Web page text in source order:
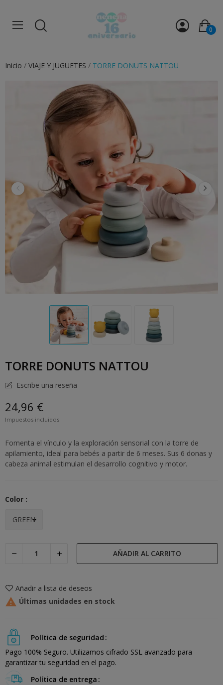
0
Inicio VIAJE Y JUGUETES TORRE DONUTS NATTOU
TORRE DONUTS NATTOU
Escribe una reseña
24,96 €
Impuestos incluidos
Fomenta el vínculo y la exploración sensorial con la torre de
apilamiento, ideal para bebés a partir de 6 meses. Sus 6 donas y
cabeza animal estimulan el desarrollo cognitivo y motor.
Color :
AÑADIR AL CARRITO
Añadir a lista de deseos
 Últimas unidades en stock
Política de seguridad
Pago 100% Seguro. Utilizamos cifrado SSL avanzado para
garantizar tu seguridad en el pago.
Política de entrega